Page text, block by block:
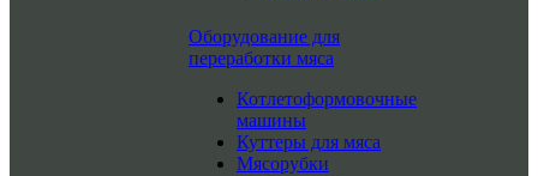
Оборудование для
переработки мяса
Котлетоформовочные
машины
Куттеры для мяса
Мясорубки